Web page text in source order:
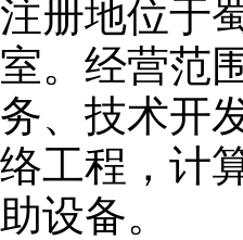
注册地位于
室。经营范
务、技术开
络工程，计
助设备。